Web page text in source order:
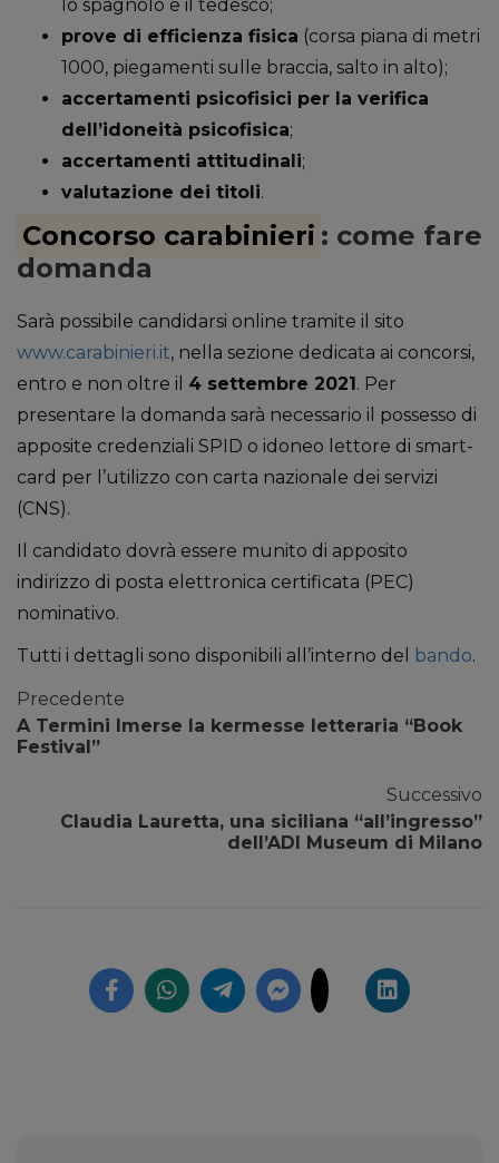
lo spagnolo e il tedesco;
prove di efficienza fisica (corsa piana di metri
1000, piegamenti sulle braccia, salto in alto);
accertamenti psicofisici per la verifica
dell’idoneità psicofisica;
accertamenti attitudinali;
valutazione dei titoli.
Concorso carabinieri : come fare
domanda
Sarà possibile candidarsi online tramite il sito
www.carabinieri.it, nella sezione dedicata ai concorsi,
entro e non oltre il 4 settembre 2021. Per
presentare la domanda sarà necessario il possesso di
apposite credenziali SPID o idoneo lettore di smart-
card per l’utilizzo con carta nazionale dei servizi
(CNS).
Il candidato dovrà essere munito di apposito
indirizzo di posta elettronica certificata (PEC)
nominativo.
Tutti i dettagli sono disponibili all’interno del
bando.
Precedente
A Termini Imerse la kermesse letteraria “Book
Festival”
Successivo
Claudia Lauretta, una siciliana “all’ingresso”
dell’ADI Museum di Milano